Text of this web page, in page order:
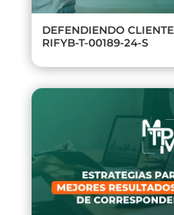
DEFENDIENDO
RIFYB-T-00189-24-S